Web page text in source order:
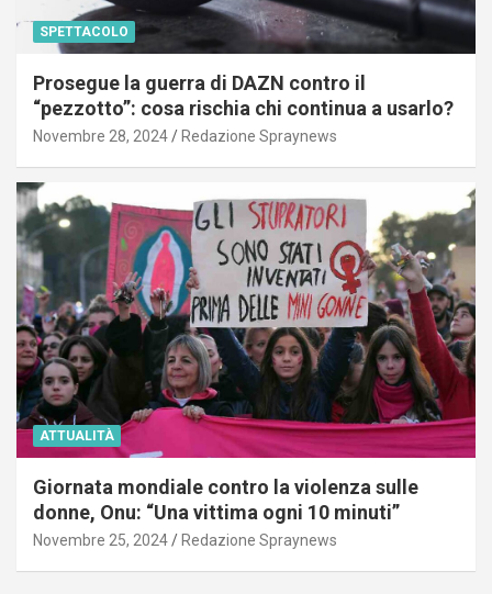
SPETTACOLO
Prosegue la guerra di DAZN contro il
“pezzotto”: cosa rischia chi continua a usarlo?
Novembre 28, 2024 Redazione Spraynews
ATTUALITÀ
Giornata mondiale contro la violenza sulle
donne, Onu: “Una vittima ogni 10 minuti”
Novembre 25, 2024 Redazione Spraynews